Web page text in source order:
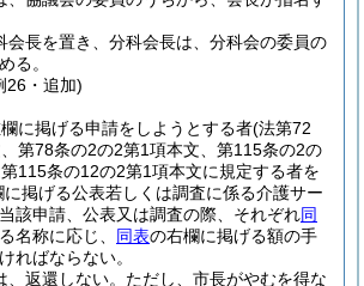
会長を置き、分科会長は、分科会の委員の
る。
26・追加)
に掲げる申請をしようとする者(法第72
第78条の2の2第1項本文、第115条の2の
115条の12の2第1項本文に規定する者を
に掲げる公表若しくは調査に係る介護サー
該申請、公表又は調査の際、それぞれ同
名称に応じ、 同表の右欄に掲げる額の手
ればならない。
返還しない。 ただし、市長がやむを得な